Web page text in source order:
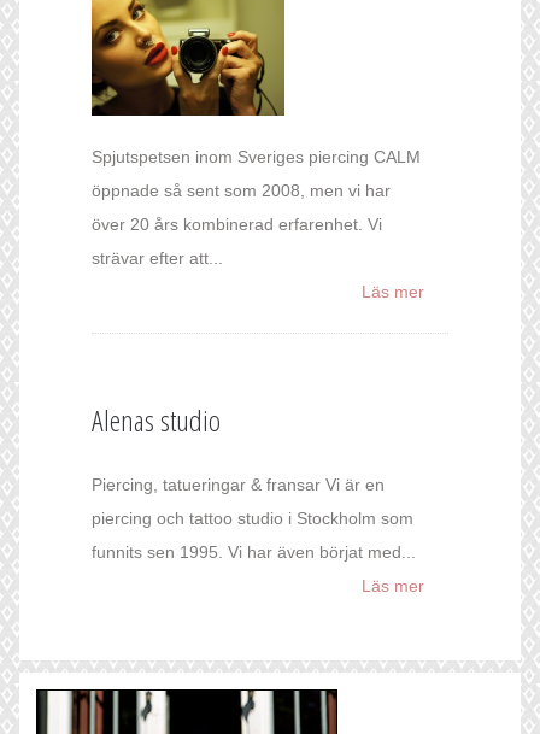
Spjutspetsen inom Sveriges piercing CALM
öppnade så sent som 2008, men vi har
över 20 års kombinerad erfarenhet. Vi
strävar efter att...
Läs mer
Alenas studio
Piercing, tatueringar & fransar Vi är en
piercing och tattoo studio i Stockholm som
funnits sen 1995. Vi har även börjat med...
Läs mer